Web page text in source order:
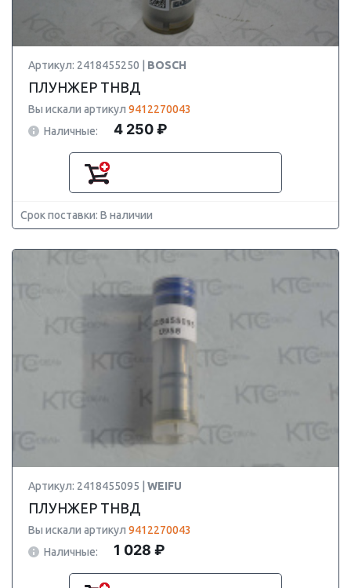
Артикул: 2418455250 | BOSCH
ПЛУНЖЕР ТНВД
Вы искали артикул 9412270043
Наличные:
4 250 ₽
Срок поставки: В наличии
Артикул: 2418455095 | WEIFU
ПЛУНЖЕР ТНВД
Вы искали артикул 9412270043
Наличные:
1 028 ₽